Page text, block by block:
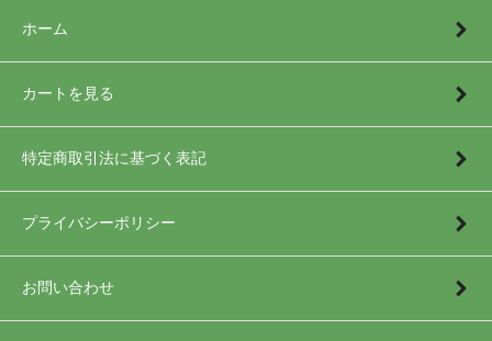
ホーム
カートを見る
特定商取引法に基づく表記
プライバシーポリシー
お問い合わせ